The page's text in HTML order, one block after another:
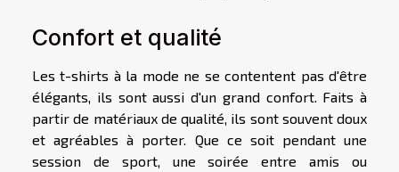
Confort et qualité
Les t-shirts à la mode ne se contentent pas d'être
élégants, ils sont aussi d'un grand confort. Faits à
partir de matériaux de qualité, ils sont souvent doux
et agréables à porter. Que ce soit pendant une
session de sport, une soirée entre amis ou